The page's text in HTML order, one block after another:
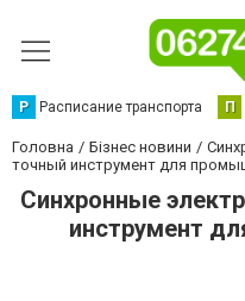
Р Расписание транспорта П
Головна Бізнес новини
точный инструмент для
Синхронные
инструмент